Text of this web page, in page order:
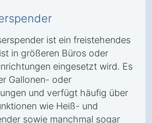
ist ein freistehendes
in größeren Büros oder
eingesetzt wird. Es
Gallonen- oder
und verfügt häufig über
wie Heiß- und
sowie manchmal sogar